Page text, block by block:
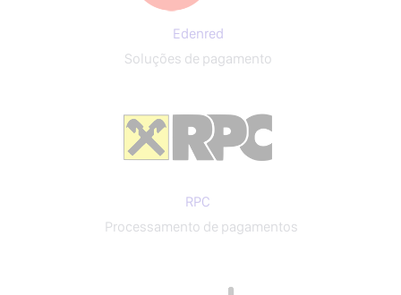
Edenred
Soluções de pagamento
RPC
Processamento de pagamentos